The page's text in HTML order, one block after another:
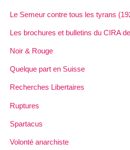
Le Semeur contre tous les tyrans
Les brochures et bulletins du CIRA
Noir & Rouge
Quelque part en Suisse
Recherches Libertaires
Ruptures
Spartacus
Volonté anarchiste